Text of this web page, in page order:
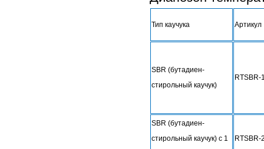
Тип каучука Артикул
SBR (бутадиен-
стирольный каучук)
RTSBR-
SBR (бутадиен-
стирольный каучук) с 1
RTSBR-